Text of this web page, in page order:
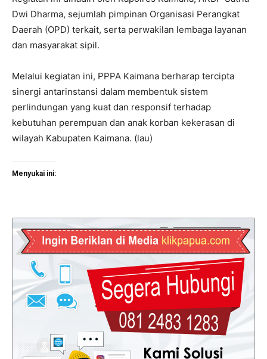
Dwi Dharma, sejumlah pimpinan Organisasi Perangkat
Daerah (OPD) terkait, serta perwakilan lembaga layanan
dan masyarakat sipil.
Melalui kegiatan ini, PPPA Kaimana berharap tercipta
sinergi antarinstansi dalam membentuk sistem
perlindungan yang kuat dan responsif terhadap
kebutuhan perempuan dan anak korban kekerasan di
wilayah Kabupaten Kaimana. (lau)
Menyukai ini: